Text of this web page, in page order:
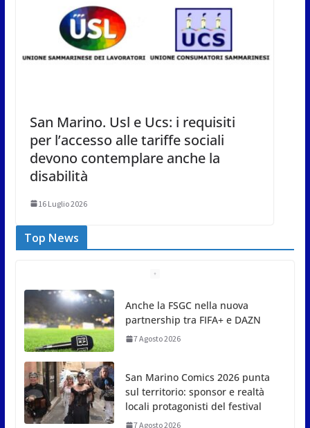
San Marino. Usl e Ucs: i requisiti
per l’accesso alle tariffe sociali
devono contemplare anche la
disabilità
16 Luglio 2026
Top News
San Marino Comics 2026 punta
sul territorio: sponsor e realtà
locali protagonisti del festival
San Marino. Eclissi di sole
mercoledì 12, verso l’ora del
tramonto. I luoghi del territorio